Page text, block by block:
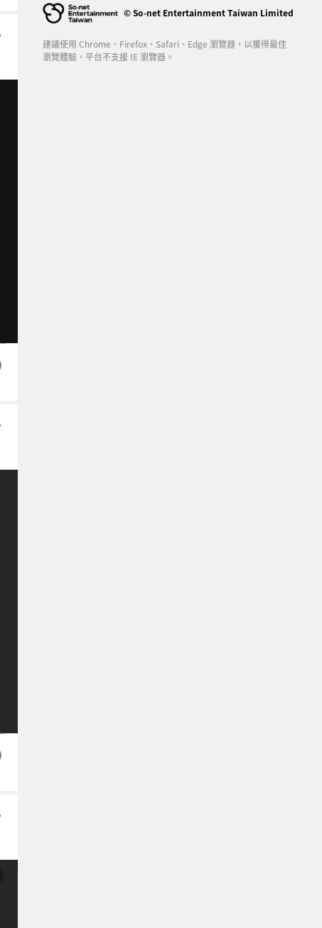
© So-net Entertainment Taiwan Limited
建議使用 Chrome、Firefox、Safari、Edge 瀏覽器，以獲得最佳
瀏覽體驗，平台不支援 IE 瀏覽器。